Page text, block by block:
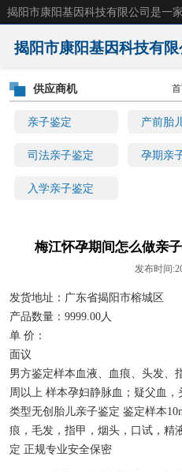
揭阳市康阳基因科技有限
亲子鉴定 产前胎
司法亲子鉴定 孕期亲
入学亲子鉴定
供应商机
梅江怀孕期间怎么做亲
发布时间
发货地址：广东省揭阳市榕城区
产品数量：9999.00人
单 价：
面议
男方鉴定样本血液、血痕、头发、
周以上 样本孕妇静脉血；疑父血，
类型无创胎儿亲子鉴定 鉴定样本
痕，毛发，指甲，烟头，口试，精
定 正规专业安全保密
亲子鉴定
无创胎儿亲子鉴定
孕期亲子鉴定